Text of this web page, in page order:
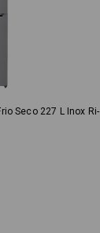
Seco 227 L Inox Ri-